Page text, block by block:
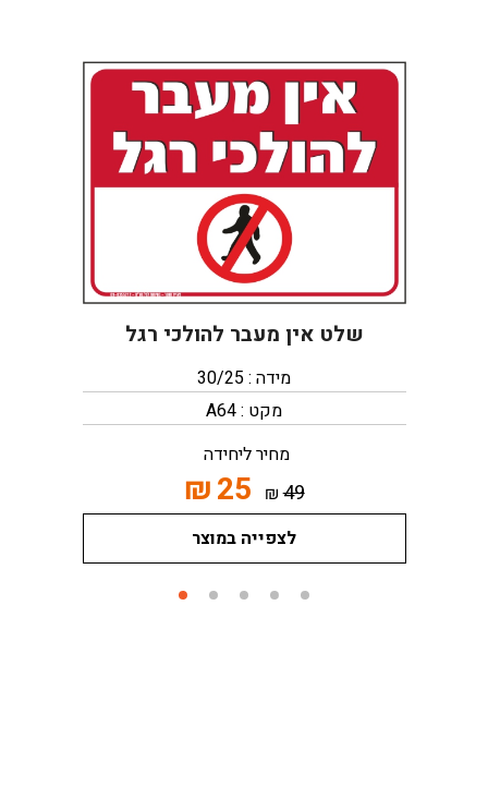
שלט אין מעבר להולכי רגל
מידה : 30/25
מקט : A64
מחיר ליחידה
49
₪
25
₪
לצפייה במוצר